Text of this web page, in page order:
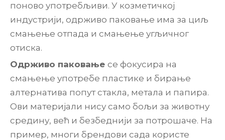
поново употребљиви. У козметичкој
индустрији, одрживо паковање има за циљ
смањење отпада и смањење угљичног
отиска.
Одрживо паковање се фокусира на
смањење употребе пластике и бирање
алтернатива попут стакла, метала и папира.
Ови материјали нису само бољи за животну
средину, већ и безбеднији за потрошаче. На
пример, многи брендови сада користе